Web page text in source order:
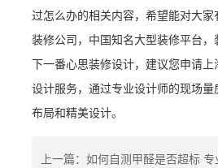
过怎么办的相关内容，希望能对大
装修公司，中国知名大型装修平台
下一番心思装修设计，建议您申请
设计服务，通过专业设计师的现场
布局和精美设计。
上一篇：如何自测甲醛是否超标